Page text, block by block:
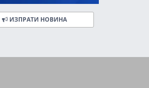
ИЗПРАТИ НОВИНА